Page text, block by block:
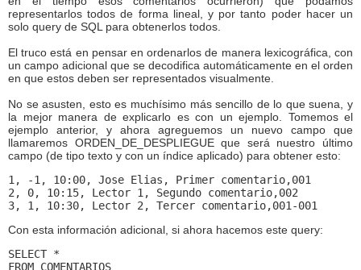
representarlos todos de forma lineal, y por tanto poder hacer un
solo query de SQL para obtenerlos todos.
El truco está en pensar en ordenarlos de manera lexicográfica, con
un campo adicional que se decodifica automáticamente en el orden
en que estos deben ser representados visualmente.
No se asusten, esto es muchísimo más sencillo de lo que suena, y
la mejor manera de explicarlo es con un ejemplo. Tomemos el
ejemplo anterior, y ahora agreguemos un nuevo campo que
llamaremos ORDEN_DE_DESPLIEGUE que será nuestro último
campo (de tipo texto y con un índice aplicado) para obtener esto:
1, -1, 10:00, Jose Elias, Primer comentario,001
2, 0, 10:15, Lector 1, Segundo comentario,002
3, 1, 10:30, Lector 2, Tercer comentario,001-001
Con esta información adicional, si ahora hacemos este query:
SELECT *
FROM COMENTARIOS